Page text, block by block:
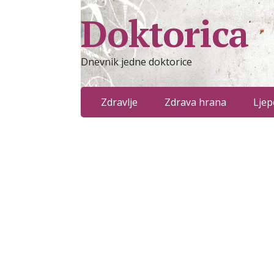
Doktorica
Dnevnik jedne doktorice
Zdravlje Zdrava hrana